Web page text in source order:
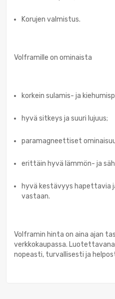
Korujen valmistus.
Volframille on ominaista
korkein sulamis- ja
hyvä sitkeys ja suuri lujuus;
paramagneettiset
erittäin hyvä lämmön- ja
hyvä kestävyys hapettavia
vastaan.
Volframin hinta on aina ajan
verkkokaupassa.
nopeasti, turvallisesti ja